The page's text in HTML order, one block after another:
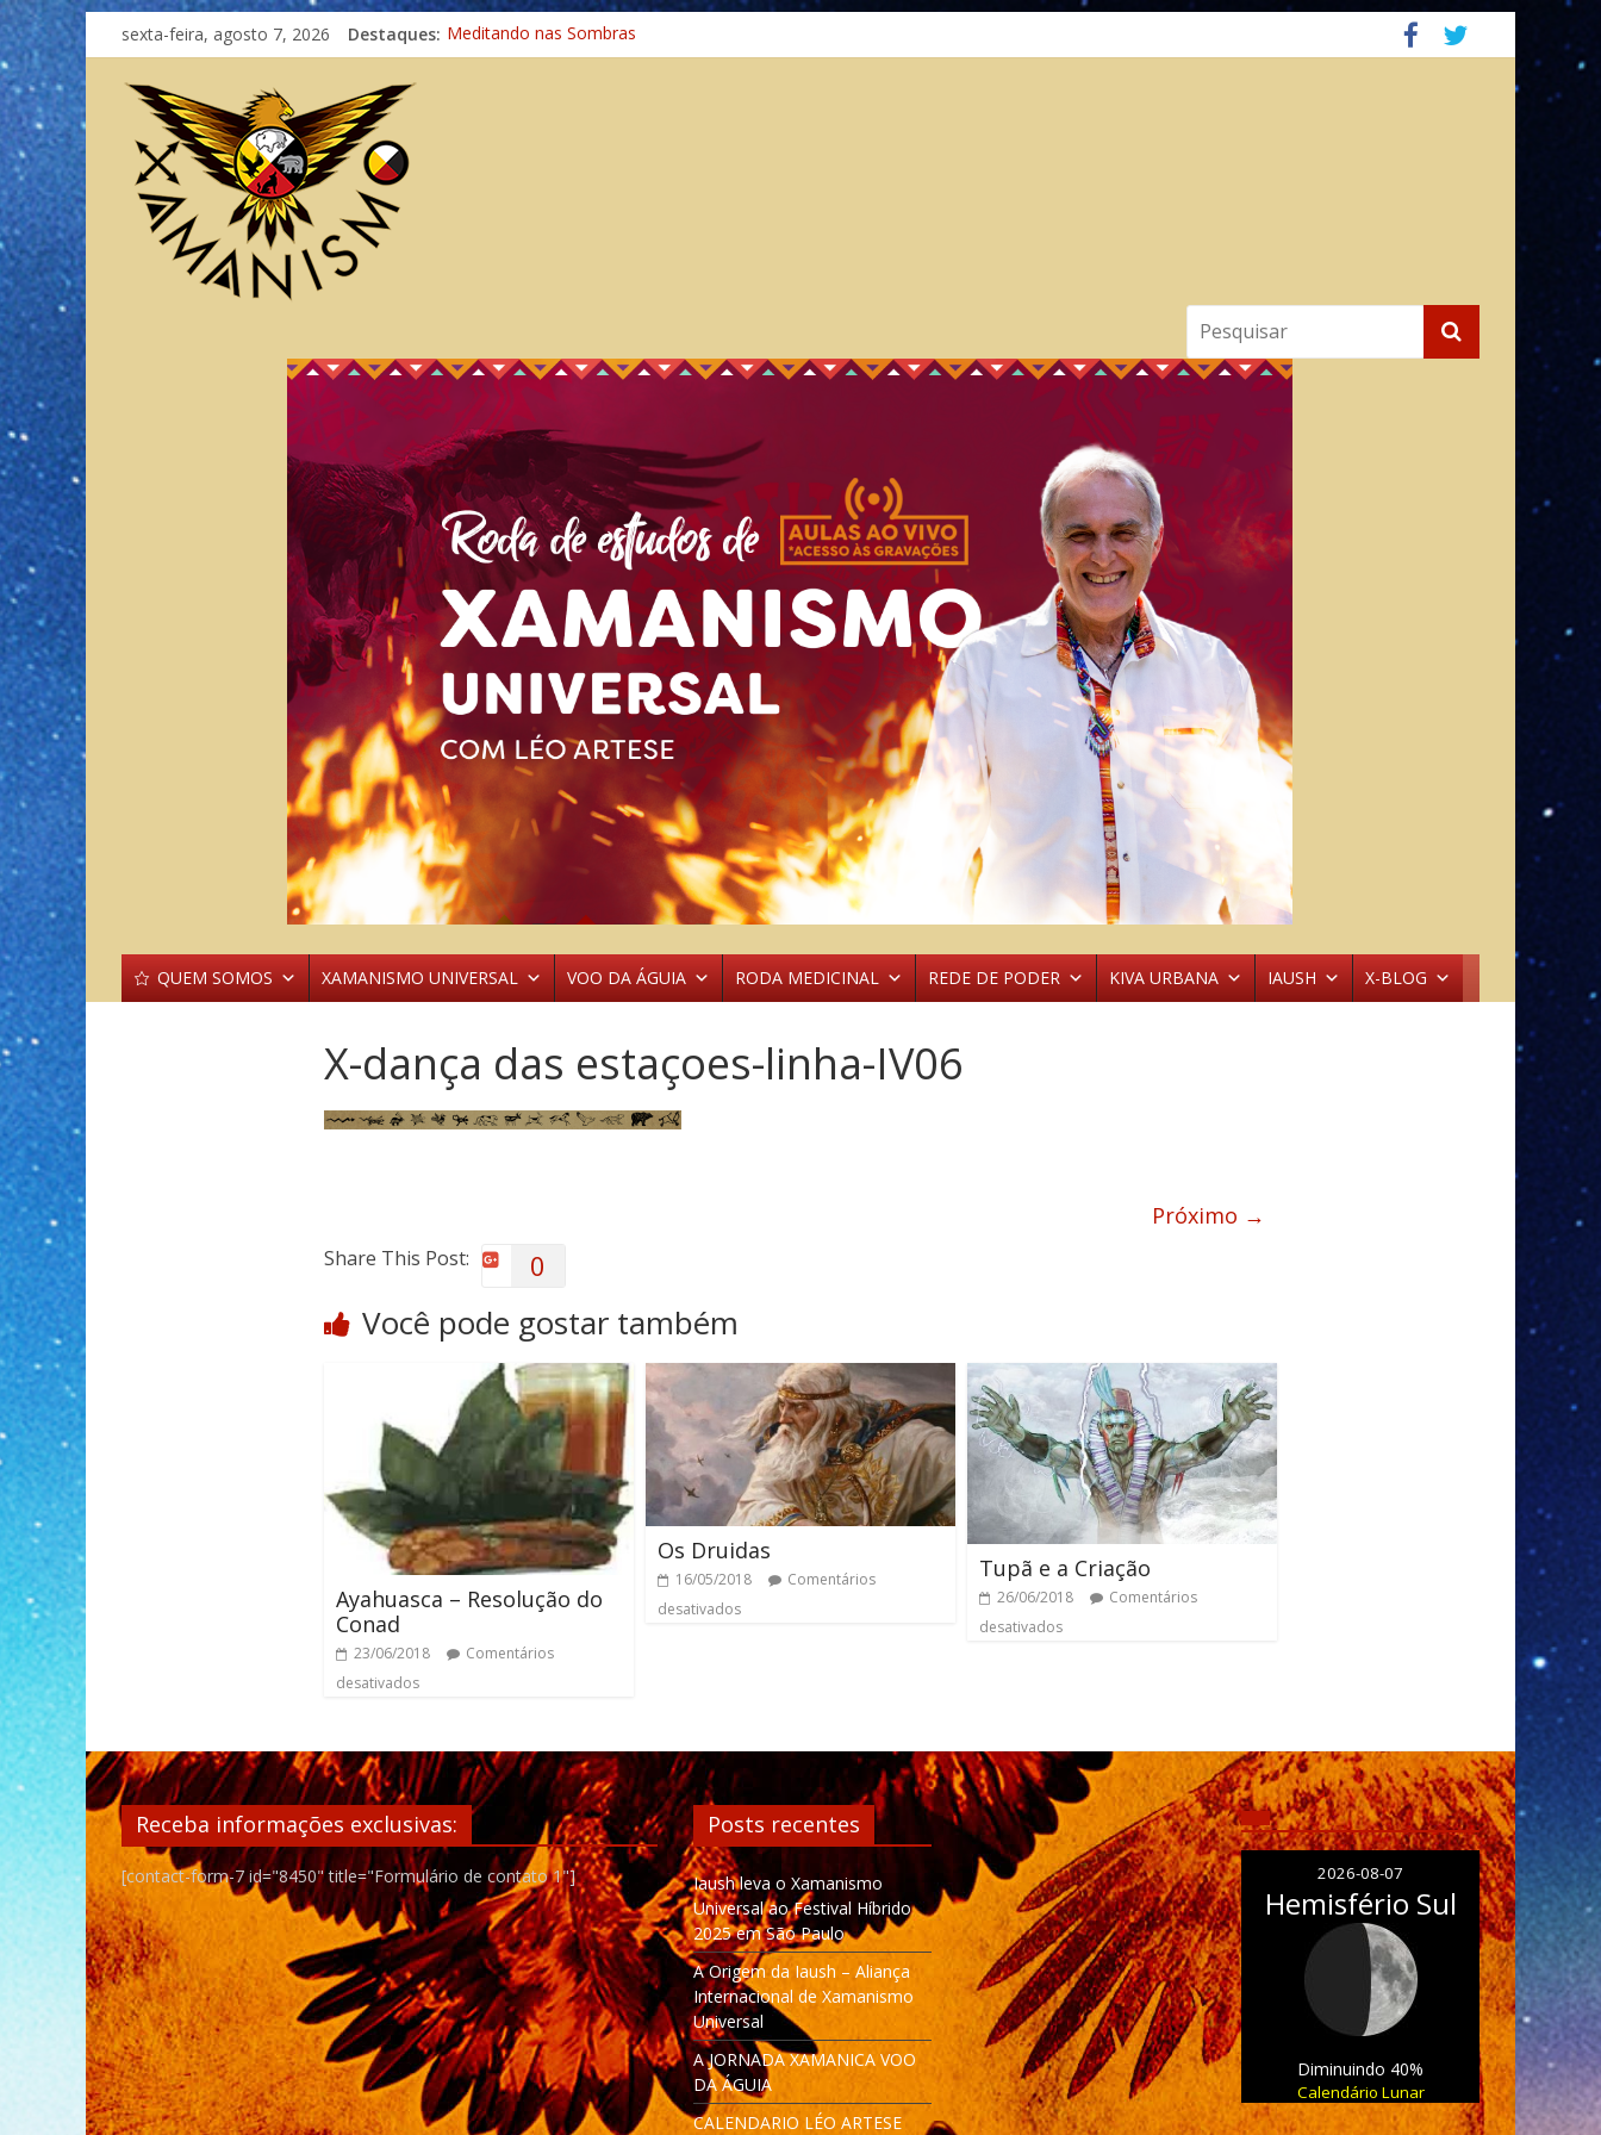
sexta-feira, agosto 7, 2026 Destaques: Meditando nas Sombras
Autosuficiência: A Jornada do Espírito Ancestral
QUEM SOMOS XAMANISMO UNIVERSAL VOO DA ÁGUIA RODA MEDICINAL REDE DE PODER KIVA URBANA IAUSH X-BLOG
X-dança das estaçoes-linha-IV06
Próximo →
Share This Post: 0
Você pode gostar também
Ayahuasca – Resolução do
Conad
23/06/2018
Comentários
desativados
Os Druidas
16/05/2018
Comentários
desativados
Tupã e a Criação
26/06/2018
Comentários
desativados
Receba informações exclusivas:
[contact-form-7 id="8450" title="Formulário de contato 1"]
Posts recentes
Iaush leva o Xamanismo
Universal ao Festival Híbrido
2025 em São Paulo
A Origem da Iaush – Aliança
Internacional de Xamanismo
Universal
A JORNADA XAMANICA VOO
DA ÁGUIA
CALENDARIO LÉO ARTESE
2026-08-07
Hemisfério Sul
Diminuindo 40%
Calendário Lunar